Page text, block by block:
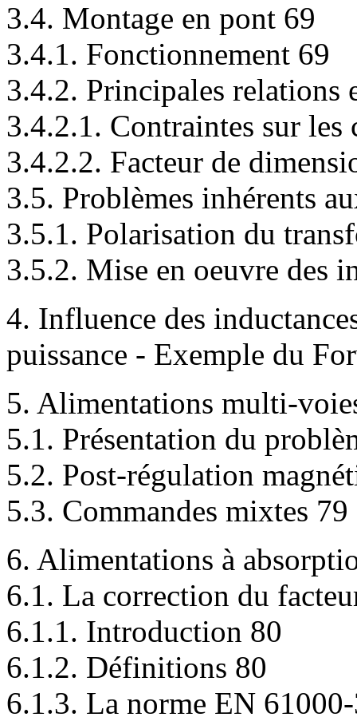
3.4. Montage en pont 69
3.4.1. Fonctionnement 69
3.4.2. Principales relations
3.4.2.1. Contraintes sur les
3.4.2.2. Facteur de
3.5. Problèmes inhérents
3.5.1. Polarisation du
3.5.2. Mise en oeuvre des
4. Influence des
puissance - Exemple du
5. Alimentations multi-
5.1. Présentation du
5.2. Post-régulation
5.3. Commandes mixtes 79
6. Alimentations à
6.1. La correction du
6.1.1. Introduction 80
6.1.2. Définitions 80
6.1.3. La norme EN